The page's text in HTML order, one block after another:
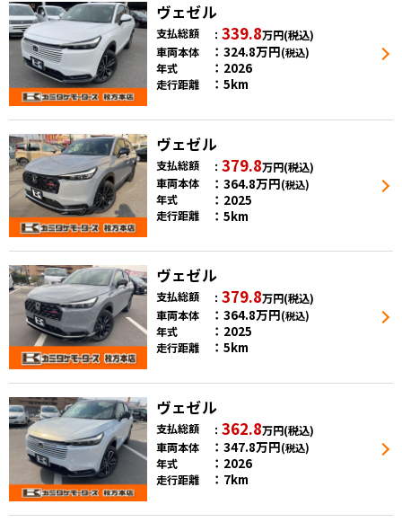
ヴェゼル
支払総額 339.8万円(税込)
車両本体
324.8万円(税込)
年式 2026
走行距離 5km
ヴェゼル
支払総額 379.8万円(税込)
車両本体
364.8万円(税込)
年式 2025
走行距離 5km
ヴェゼル
支払総額 379.8万円(税込)
車両本体
364.8万円(税込)
年式 2025
走行距離 5km
ヴェゼル
支払総額 362.8万円(税込)
車両本体
347.8万円(税込)
年式 2026
走行距離 7km